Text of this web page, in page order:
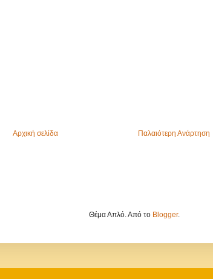
Παλαιότερη Ανάρτηση
Αρχική σελίδα
Θέμα Απλό. Από το Blogger.